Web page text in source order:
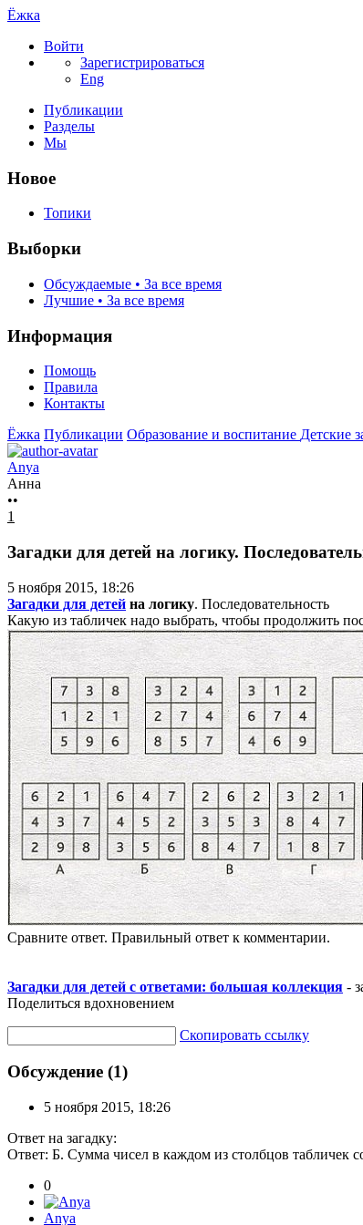
Ёжка
Войти
Зарегистрироваться
Eng
Публикации
Разделы
Мы
Новое
Топики
Выборки
Обсуждаемые • За все время
Лучшие • За все время
Информация
Помощь
Правила
Контакты
Ёжка Публикации Образование и воспитание Детские
Anya
Анна
••
1
Загадки для детей на логику.
5 ноября 2015, 18:26
Загадки для детей на логику. Последовательность
Какую из табличек надо выбрать, чтобы продолжить
Сравните ответ. Правильный ответ к комментарии.
Загадки для детей с ответами: большая коллекция -
Поделиться вдохновением
Скопировать ссылку
Обсуждение (1)
5 ноября 2015, 18:26
Ответ на загадку:
Ответ: Б. Сумма чисел в каждом из столбцов табличек
0
Anya